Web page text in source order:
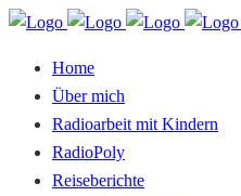
Home
Über mich
Radioarbeit mit Kindern
RadioPoly
Reiseberichte